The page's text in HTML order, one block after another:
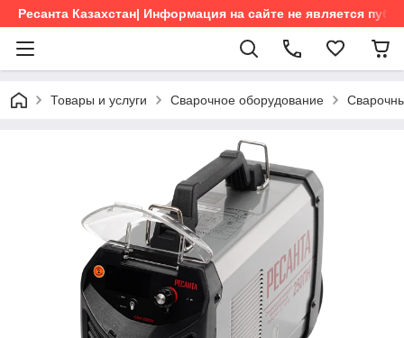
Ресанта Казахстан| Информация на сайте не является
Товары и услуги Сварочное оборудование